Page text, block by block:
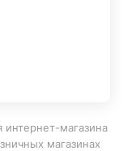
интернет-магазина
магазинах